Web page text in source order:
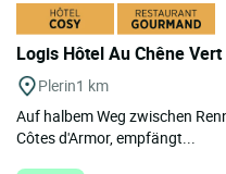
Logis Hôtel Au Chêne Vert
Plerin1 km
Auf halbem Weg zwischen
Côtes d'Armor, empfängt...